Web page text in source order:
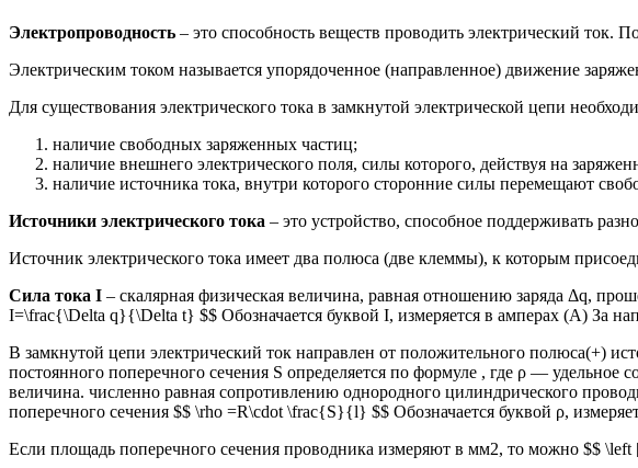
Электропроводность – это способность веществ проводить электрический ток.
Электрическим током называется упорядоченное (направленное) движение
Для существования электрического тока в замкнутой электрической цепи
наличие свободных заряженных частиц;
наличие внешнего электрического поля, силы которого, действуя на
наличие источника тока, внутри которого сторонние силы перемещают
Источники электрического тока – это устройство, способное поддерживать
Источник электрического тока имеет два полюса (две клеммы), к которым
Сила тока I – скалярная физическая величина, равная отношению заряда Δq,
I=\frac{\Delta q}{\Delta t} $$ Обозначается буквой I, измеряется в амперах (A) За
В замкнутой цепи электрический ток направлен от положительного полюса(+)
постоянного поперечного сечения S определяется по формуле , где ρ —
величина. численно равная сопротивлению однородного цилиндрического
поперечного сечения $$ \rho =R\cdot \frac{S}{l} $$ Обозначается буквой ρ,
Если площадь поперечного сечения проводника измеряют в мм2, то можно $$